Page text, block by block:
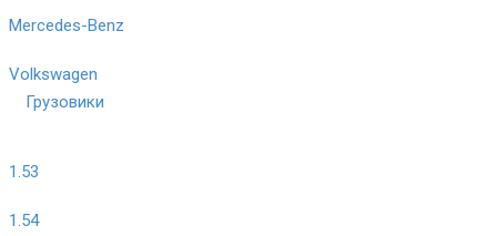
Mercedes-Benz
Volkswagen
Грузовики
1.53
1.54